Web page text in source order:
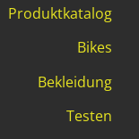
Produktkatalog
Bikes
Bekleidung
Testen